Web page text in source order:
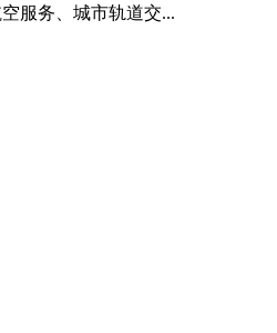
服务、城市轨道交...